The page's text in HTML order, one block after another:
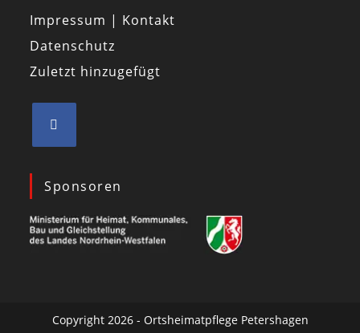
Impressum | Kontakt
Datenschutz
Zuletzt hinzugefügt
Sponsoren
Copyright 2026 - Ortsheimatpflege Petershagen